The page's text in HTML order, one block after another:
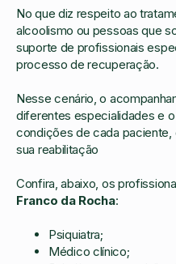
No que diz respeito ao
alcoolismo ou pessoas que
suporte de profissionais
processo de recuperação.
Nesse cenário, o
diferentes especialidades e
condições de cada paciente,
sua reabilitação
Confira, abaixo, os
Franco da Rocha:
Psiquiatra;
Médico clínico;